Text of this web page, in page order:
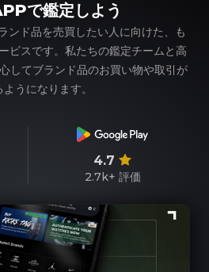
で鑑定しよう
ド品を売買したい人に向けた、も
ビスです。私たちの鑑定チームと高
してブランド品のお買い物や取引が
うになります。
4.7
2.7k+ 評価